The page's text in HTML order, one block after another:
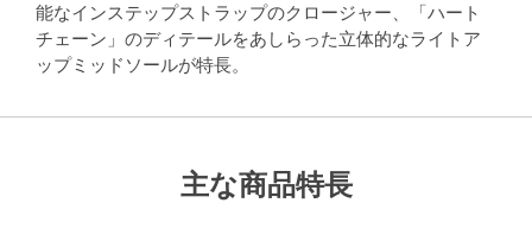
能なインステップストラップのクロージャー、「ハート
チェーン」のディテールをあしらった立体的なライトア
ップミッドソールが特長。
主な商品特長